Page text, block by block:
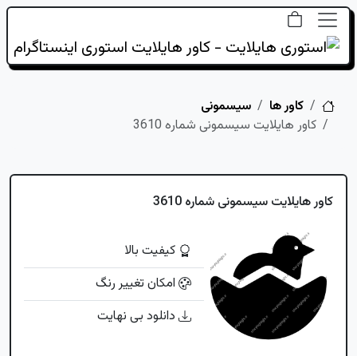
خانهکاور ها
سیسمونی
کاور هایلایت سیسمونی شماره 3610
کاور هایلایت سیسمونی شماره 3610
کیفیت بالا
امکان تغییر رنگ
دانلود بی نهایت